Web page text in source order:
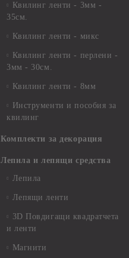
Квилинг ленти - 3мм -
35см.
Квилинг ленти - микс
Квилинг ленти - перлени -
3мм - 30см.
Квилинг ленти - 8мм
Инструменти и пособия за
квилинг
Комплекти за декорация
Лепила и лепящи средства
Лепила
Лепящи ленти
3D Повдигащи квадратчета
и ленти
Магнити